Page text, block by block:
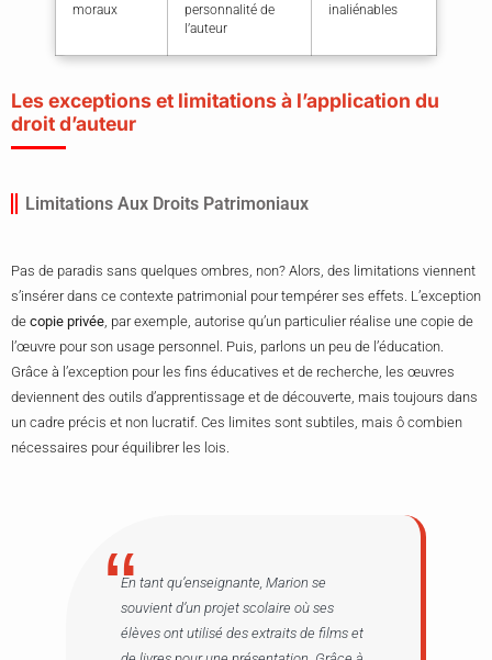
moraux
personnalité de
l’auteur
inaliénables
Les exceptions et limitations à l’application du
droit d’auteur
Limitations Aux Droits Patrimoniaux
Pas de paradis sans quelques ombres, non? Alors, des limitations viennent
s’insérer dans ce contexte patrimonial pour tempérer ses effets. L’exception
de copie privée , par exemple, autorise qu’un particulier réalise une copie de
l’œuvre pour son usage personnel. Puis, parlons un peu de l’éducation.
Grâce à l’exception pour les fins éducatives et de recherche, les œuvres
deviennent des outils d’apprentissage et de découverte, mais toujours dans
un cadre précis et non lucratif. Ces limites sont subtiles, mais ô combien
nécessaires pour équilibrer les lois.
En tant qu’enseignante, Marion se
souvient d’un projet scolaire où ses
élèves ont utilisé des extraits de films et